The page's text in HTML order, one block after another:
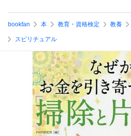
bookfan 本 教育・資格検定 教養
スピリチュアル